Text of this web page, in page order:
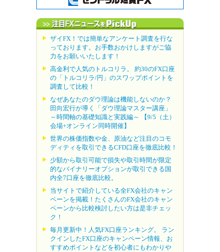
ザイFX！では簡単なアンケート調査を行な
っております。お手数おかけしますがご協
力をお願いいたします！
高金利で人気のトルコリラ。 約30のFX口座
の「トルコリラ/円」のスワップポイントを
調査して比較！
なぜあなたのダウ理論は機能しないのか？
田向宏行が導く「ダウ理論マスター講座」
～時間軸の基礎知識と実践編～ 【9/5（土）
会場+オンライン同時開催】
世界の株価指数や金、原油など注目のコモ
ディティを取引できるCFD口座を徹底比較！
少額から取引可能で損失や取引時間が限定
的なバイナリーオプションが取引できる国
内全7口座を徹底比較。
当サイトで紹介している全FX会社のキャン
ペーンを掲載！たくさんのFX会社のキャン
ペーンから比較検討したい方は是非チェッ
ク！
毎月更新中！人気FX口座ランキング。 ラン
クインしたFX口座のキャンペーン情報、お
すすめポイントなどを初心者にもわかりや